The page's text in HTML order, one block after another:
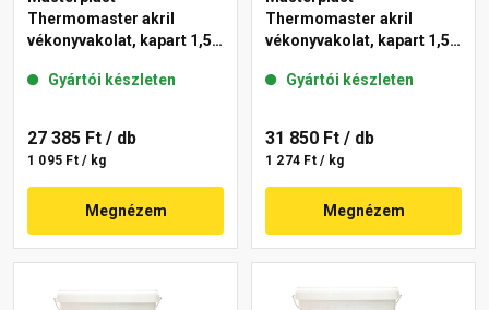
Thermomaster akril
vékonyvakolat, kapart 1,5
Gyártói készleten
27 385 Ft / db
1 095 Ft / kg
Megnézem
Thermomaster akril
vékonyvakolat, kapart 1,5
Gyártói készleten
31 850 Ft / db
1 274 Ft / kg
Megnézem